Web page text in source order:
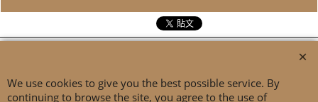
We use cookies to give you the best possible service. By
continuing to browse the site, you agree to the use of